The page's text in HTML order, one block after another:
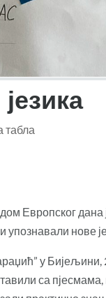
табла
Европског
нове
у
са